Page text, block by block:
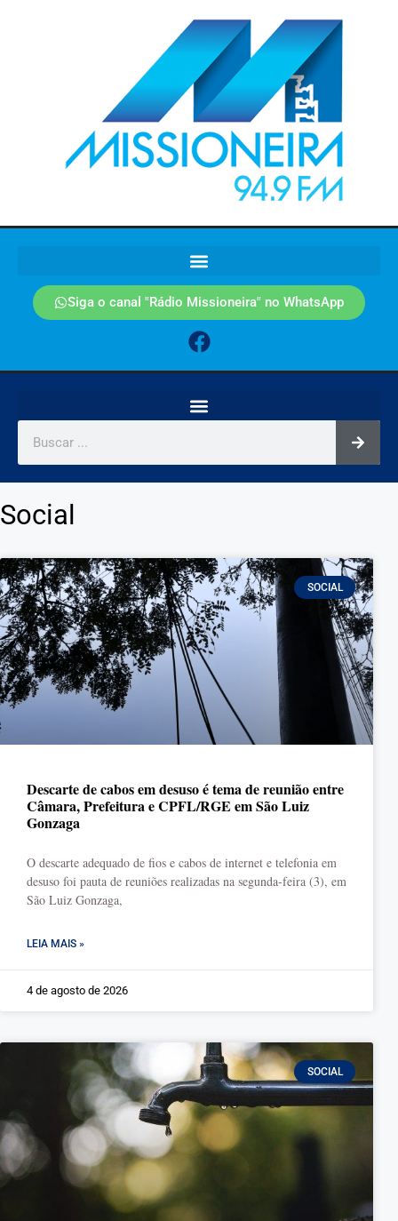
Siga o canal "Rádio Missioneira" no WhatsApp
Social
SOCIAL
Descarte de cabos em desuso é tema de reunião entre
Câmara, Prefeitura e CPFL/RGE em São Luiz
Gonzaga
O descarte adequado de fios e cabos de internet e telefonia em
desuso foi pauta de reuniões realizadas na segunda-feira (3), em
São Luiz Gonzaga,
LEIA MAIS »
4 de agosto de 2026
SOCIAL